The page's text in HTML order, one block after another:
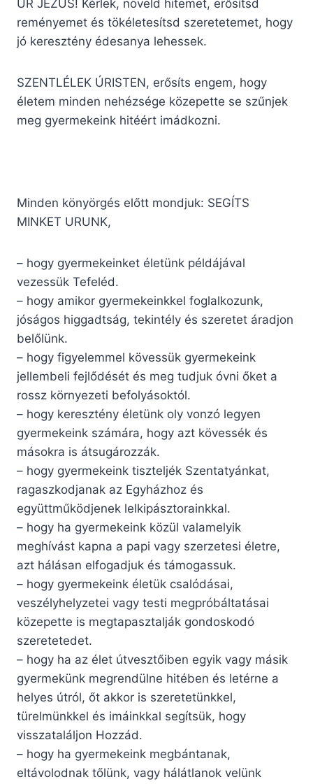
ÚR JÉZUS! Kérlek, növeld hitemet, erősítsd
reményemet és tökéletesítsd szeretetemet, hogy
jó keresztény édesanya lehessek.
SZENTLÉLEK ÚRISTEN, erősíts engem, hogy
életem minden nehéz­sége közepette se szűnjek
meg gyerme­keink hitéért imádkozni.
Minden könyörgés előtt mondjuk: SEGÍTS
MINKET URUNK,
– hogy gyermekeinket életünk példájával
vezessük Tefeléd.
– hogy amikor gyermekeinkkel foglalko­zunk,
jóságos higgadtság, tekintély és szeretet áradjon
belőlünk.
– hogy figyelemmel kövessük gyermekeink
jellembeli fejlődését és meg tudjuk óvni őket a
rossz környezeti befolyásoktól.
– hogy keresztény életünk oly vonzó legyen
gyermekeink számára, hogy azt köves­sék és
másokra is átsugározzák.
– hogy gyermekeink tiszteljék Szentatyánkat,
ragaszkodjanak az Egyházhoz és
együttműködjenek lelkipásztorainkkal.
– hogy ha gyermekeink közül valamelyik
meghívást kapna a papi vagy szerzetesi életre,
azt hálásan elfogadjuk és támogassuk.
– hogy gyermekeink életük csalódásai,
veszélyhelyzetei vagy testi megpróbál­tatásai
közepette is megtapasztalják gondoskodó
szeretetedet.
– hogy ha az élet útvesztőiben egyik vagy másik
gyermekünk megrendülne hitében és letérne a
helyes útról, őt akkor is szeretetünkkel,
türelmünkkel és imáinkkal segítsük, hogy
visszataláljon Hozzád.
– hogy ha gyermekeink megbántanak,
eltávolodnak tőlünk, vagy hálátlanok velünk